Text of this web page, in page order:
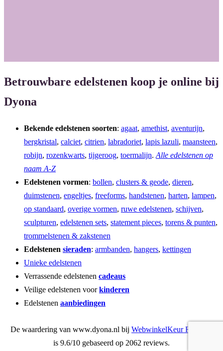
Betrouwbare edelstenen koop je online bij
Dyona
Bekende edelstenen soorten: agaat, amethist, aventurijn,
bergkristal, calciet, citrien, labradoriet, lapis lazuli, maansteen,
robijn, rozenkwarts, tijgeroog, toermalijn. Alle edelstenen op
naam A-Z
Edelstenen vormen: bollen, clusters & geode, dieren,
duimstenen, engeltjes, freeforms, handstenen, harten, lampen,
op standaard, overige vormen, ruwe edelstenen, schijven,
sculpturen, edelstenen sets, statement pieces, torens & punten,
trommelstenen & zakstenen
Edelstenen sieraden: armbanden, hangers, kettingen
Unieke edelstenen
Verrassende edelstenen cadeaus
Veilige edelstenen voorkinderen
Edelstenen aanbiedingen
De waardering van www.dyona.nl bij WebwinkelKeur Reviews
is 9.6/10 gebaseerd op 2062 reviews.